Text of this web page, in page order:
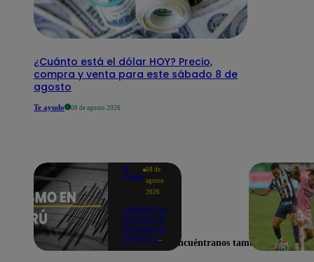
¿Cuánto está el dólar HOY? Precio,
compra y venta para este sábado 8 de
agosto
Te ayudo 08 de agosto 2026
Te
ayudo
08 de
agosto
2026
Temblor en
Perú hoy, 8
de agosto:
horario y
Encuéntranos también en